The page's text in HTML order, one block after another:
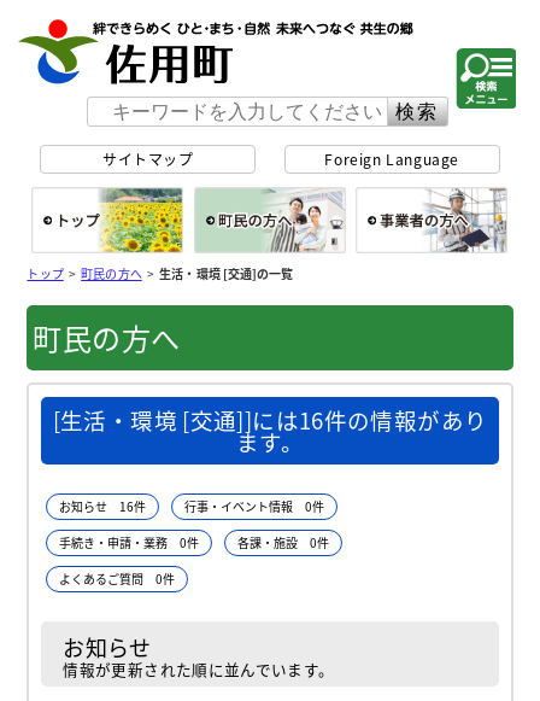
サイトマップ Foreign Language
総合トップ
トップ>町民の方へ>生活・環境 [交通]の一覧
町民の方へ
[生活・環境 [交通]]には16件の情報があり
ます。
お知らせ 16件
行事・イベント情報 0件
手続き・申請・業務 0件
各課・施設 0件
よくあるご質問 0件
お知らせ
情報が更新された順に並んでいます。